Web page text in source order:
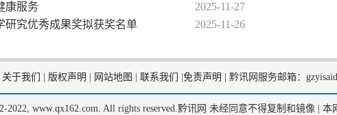
康服务
2025-11-27
研究优秀成果奖拟获奖名单
2025-11-26
关于我们 版权声明 网站地图 联系我们 免责声明 黔讯网服务邮箱：
2022, www.qx162.com. All rights reserved.黔讯网 未经同意不得复制和镜像 | 本